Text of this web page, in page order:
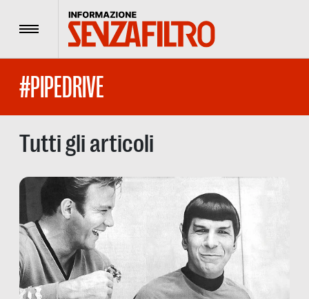
Menu
#PIPEDRIVE
Tutti gli articoli